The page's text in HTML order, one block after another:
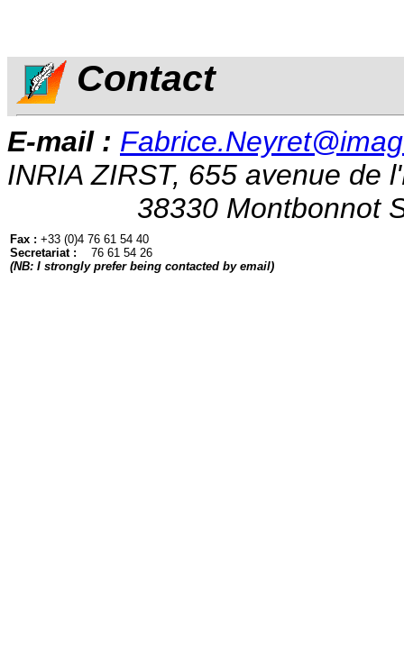
Contact
E-mail :
INRIA ZIRST, 655 avenue de
38330 Montbonnot
Fax : +33 (0)4 76 61 54 40
Secretariat : 76 61 54 26
(NB: I strongly prefer being contacted by email)